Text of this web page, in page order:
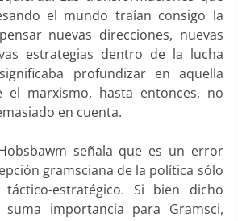
el mundo traían consigo la
nuevas direcciones, nuevas
estrategias dentro de la lucha
profundizar en aquella
el marxismo, hasta entonces, no
en cuenta.
señala que es un error
gramsciana de la política sólo
estratégico. Si bien dicho
importancia para Gramsci,